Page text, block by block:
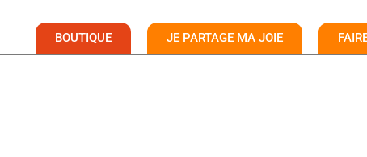
BOUTIQUE JE PARTAGE MA JOIE